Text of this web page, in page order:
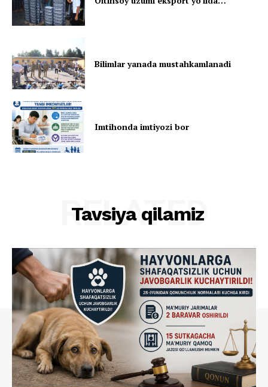
Bilimlar yanada mustahkamlanadi
Imtihonda imtiyozi bor
Tavsiya qilamiz
RELATED